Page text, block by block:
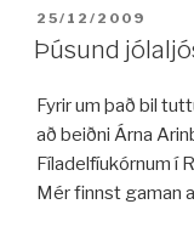
da
BIRT:
25/12/2009
Þúsund
Fyrir um það bil
að beiðni Árna
Fíladelfíukórnum í
Mér finnst gaman